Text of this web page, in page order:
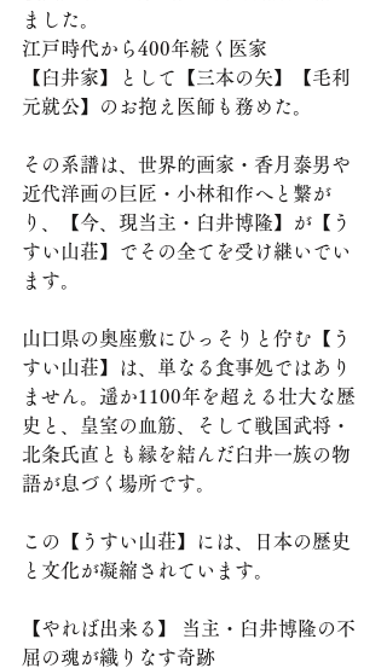
ました。
江戸時代から400年続く医家
【臼井家】として【三本の矢】【毛利
元就公】のお抱え医師も務めた。
その系譜は、世界的画家・香月泰男や
近代洋画の巨匠・小林和作へと繋が
り、【今、現当主・臼井博隆】が【う
すい山荘】でその全てを受け継いでい
ます。
山口県の奥座敷にひっそりと佇む【う
すい山荘】は、単なる食事処ではあり
ません。遥か1100年を超える壮大な歴
史と、皇室の血筋、そして戦国武将・
北条氏直とも縁を結んだ臼井一族の物
語が息づく場所です。
この【うすい山荘】には、日本の歴史
と文化が凝縮されています。
【やれば出来る】 当主・臼井博隆の不
屈の魂が織りなす奇跡